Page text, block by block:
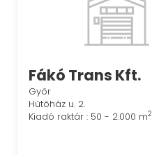
Fákó Trans Kft.
Győr
Hűtőház u. 2.
Kiadó raktár : 50 - 2.000 m2